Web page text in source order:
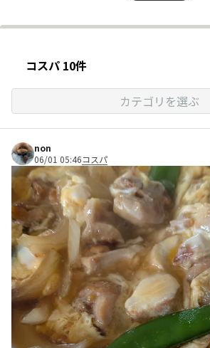
コスパ 10件
カテゴリを選ぶ
non
06/01 05:46コスパ